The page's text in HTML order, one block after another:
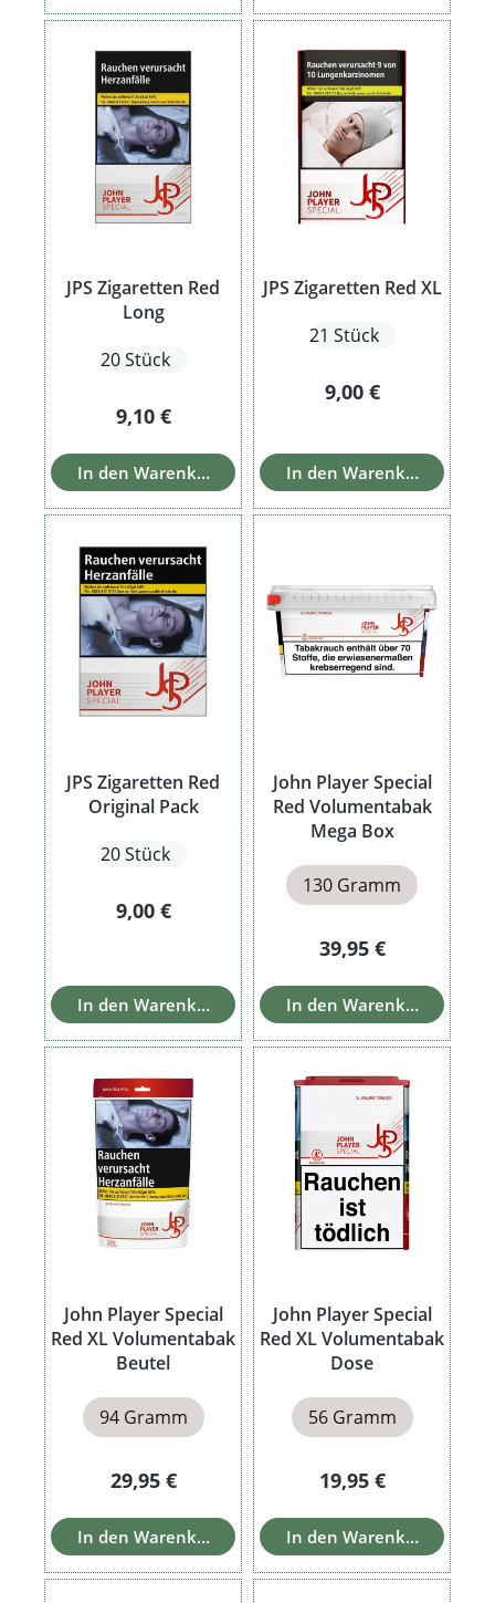
JPS Zigaretten Red
Long
20 Stück
Regulärer Preis:
9,10 €
In den Warenkorb
JPS Zigaretten Red XL
21 Stück
Regulärer Preis:
9,00 €
In den Warenkorb
JPS Zigaretten Red
Original Pack
20 Stück
Regulärer Preis:
9,00 €
In den Warenkorb
John Player Special
Red Volumentabak
Mega Box
130 Gramm
Regulärer Preis:
39,95 €
In den Warenkorb
John Player Special
Red XL Volumentabak
Beutel
94 Gramm
Regulärer Preis:
29,95 €
In den Warenkorb
John Player Special
Red XL Volumentabak
Dose
56 Gramm
Regulärer Preis:
19,95 €
In den Warenkorb